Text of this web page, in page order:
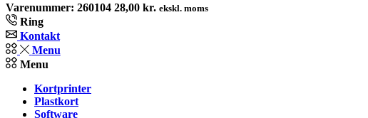
Varenummer: 260104 28,00 kr. ekskl. moms
Ring
Kontakt
Menu
Menu
Kortprinter
Plastkort
Software